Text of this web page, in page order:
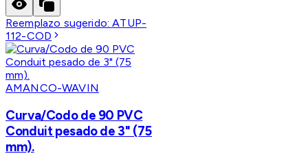
Reemplazo sugerido:ATUP-
112-COD
AMANCO-WAVIN
Curva/Codo de 90 PVC
Conduit pesado de 3" (75
mm).